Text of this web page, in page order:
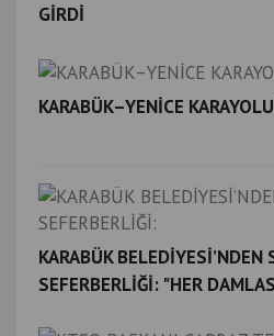
GİRDİ
KARABÜK–YENİCE
KARABÜK BELEDİYESİ’NDEN
SEFERBERLİĞİ: "HER